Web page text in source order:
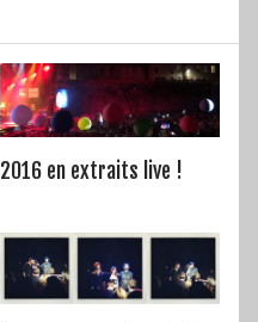
2016 en extraits live !